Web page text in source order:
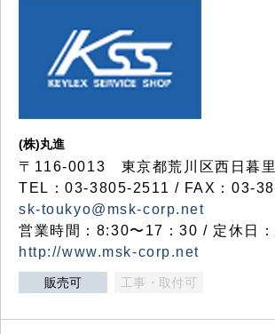
(株)丸進
〒116-0013 東京都荒川区西日暮
TEL：03-3805-2511 / FAX：03-
sk-toukyo@msk-corp.net
営業時間：8:30〜17：30 / 定休日
http://www.msk-corp.net
販売可 工事・取付可